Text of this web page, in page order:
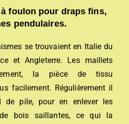
foulon pour draps fins,
pendulaires.
se trouvaient en Italie du
et Angleterre. Les maillets
la pièce de tissu
facilement. Régulièrement il
pile, pour en enlever les
bois saillantes, ce qui la